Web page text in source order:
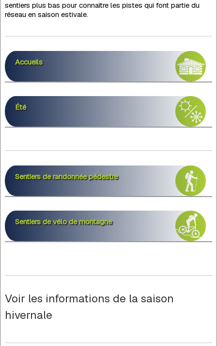
sentiers plus bas pour connaître les pistes qui font partie du
réseau en saison estivale.
Accueils
Été
Sentiers de randonnée pédestre
Sentiers de vélo de montagne
Voir les informations de la saison
hivernale